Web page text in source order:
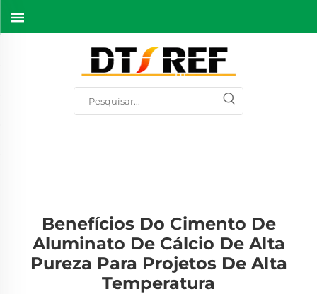
Benefícios Do Cimento De
Aluminato De Cálcio De Alta
Pureza Para Projetos De Alta
Temperatura